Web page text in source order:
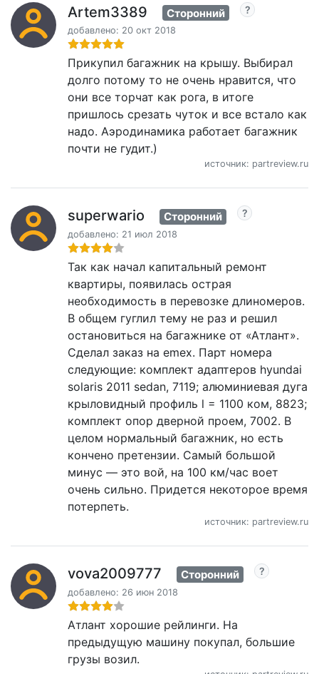
Artem3389 Сторонний
добавлено: 20 окт 2018
Прикупил багажник на крышу. Выбирал
долго потому то не очень нравится, что
они все торчат как рога, в итоге
пришлось срезать чуток и все встало как
надо. Аэродинамика работает багажник
почти не гудит.)
источник: partreview.ru
superwario Сторонний
добавлено: 21 июл 2018
Так как начал капитальный ремонт
квартиры, появилась острая
необходимость в перевозке длиномеров.
В общем гуглил тему не раз и решил
остановиться на багажнике от «Атлант».
Сделал заказ на emex. Парт номера
следующие: комплект адаптеров hyundai
solaris 2011 sedan, 7119; алюминиевая дуга
крыловидный профиль l = 1100 ком, 8823;
комплект опор дверной проем, 7002. В
целом нормальный багажник, но есть
кончено претензии. Самый большой
минус — это вой, на 100 км/час воет
очень сильно. Придется некоторое время
потерпеть.
источник: partreview.ru
vova2009777 Сторонний
добавлено: 26 июн 2018
Атлант хорошие рейлинги. На
предыдущую машину покупал, большие
грузы возил.